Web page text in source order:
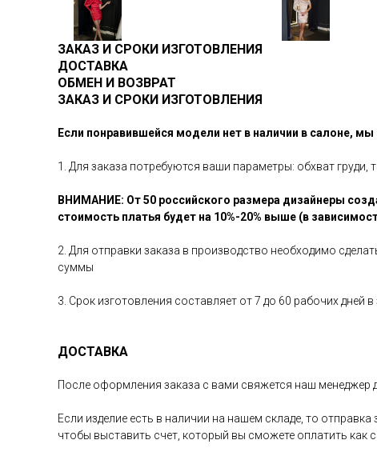
ЗАКАЗ И СРОКИ ИЗГОТОВЛЕНИЯ
ДОСТАВКА
ОБМЕН И ВОЗВРАТ
ЗАКАЗ И СРОКИ ИЗГОТОВЛЕНИЯ
Если понравившейся модели нет в наличии в салоне,
1. Для заказа потребуются ваши параметры: обхват
ВНИМАНИЕ: От 50 российского размера дизайнеры
стоимость платья будет на 10%-20% выше (в
2. Для отправки заказа в производство необходимо
суммы
3. Срок изготовления составляет от 7 до 60 рабочих дней
ДОСТАВКА
После оформления заказа с вами свяжется наш менеджер
Если изделие есть в наличии на нашем складе, то
чтобы выставить счет, который вы сможете оплатить